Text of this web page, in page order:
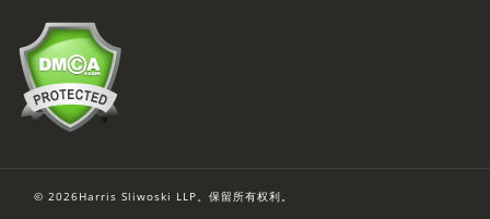
© 2026Harris Sliwoski LLP。保留所有权利。